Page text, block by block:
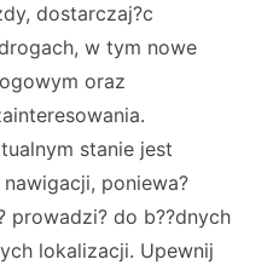
dostarczaj?c
w tym nowe
oraz
stanie jest
poniewa?
prowadzi? do b??dnych
lokalizacji. Upewnij